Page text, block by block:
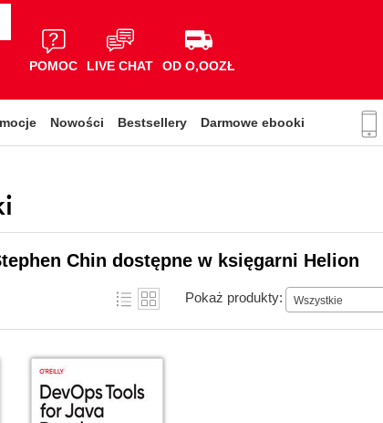
POMOC LIVE CHAT OD O,OOZŁ
Nowości Bestsellery Darmowe ebooki
Chin dostępne w księgarni Helion
Pokaż produkty: Wszystkie